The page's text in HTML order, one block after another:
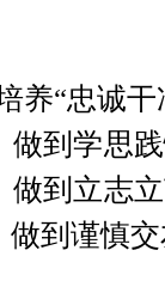
养“忠诚
做到学思
做到立志
做到谨慎